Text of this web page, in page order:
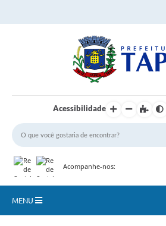
Acessibilidade
Acompanhe-nos:
MENU